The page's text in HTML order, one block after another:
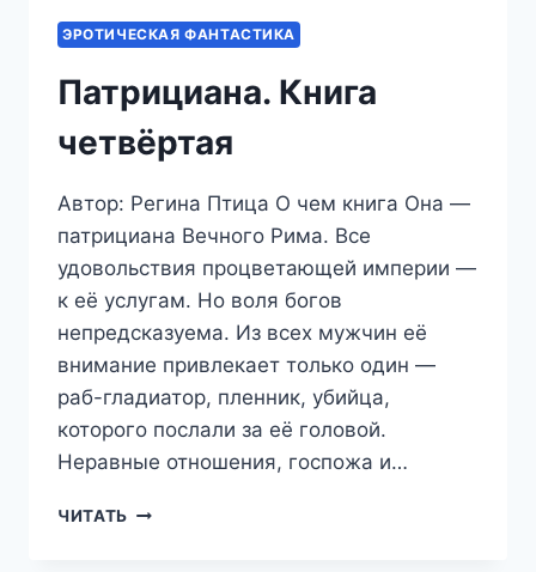
ЭРОТИЧЕСКАЯ ФАНТАСТИКА
Патрициана. Книга
четвёртая
Автор: Регина Птица О чем книга Она —
патрициана Вечного Рима. Все
удовольствия процветающей империи —
к её услугам. Но воля богов
непредсказуема. Из всех мужчин её
внимание привлекает только один —
раб-гладиатор, пленник, убийца,
которого послали за её головой.
Неравные отношения, госпожа и…
ЧИТАТЬ ПАТРИЦИАНА.